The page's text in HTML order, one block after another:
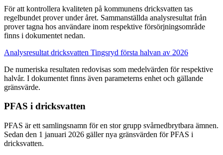
För att kontrollera kvaliteten på kommunens dricksvatten tas
regelbundet prover under året. Sammanställda analysresultat från
prover tagna hos användare inom respektive försörjningsområde
finns i dokumentet nedan.
Analysresultat dricksvatten Tingsryd första halvan av 2026
De numeriska resultaten redovisas som medelvärden för respektive
halvår. I dokumentet finns även parameterns enhet och gällande
gränsvärde.
PFAS i dricksvatten
PFAS är ett samlingsnamn för en stor grupp svårnedbrytbara ämnen.
Sedan den 1 januari 2026 gäller nya gränsvärden för PFAS i
dricksvatten.